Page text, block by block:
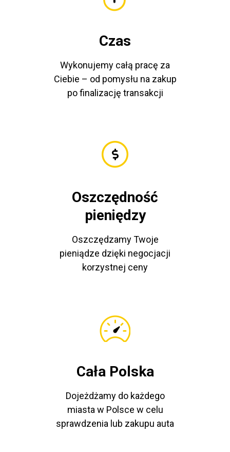
Czas
Wykonujemy całą pracę za
Ciebie – od pomysłu na zakup
po finalizację transakcji
Oszczędność
pieniędzy
Oszczędzamy Twoje
pieniądze dzięki negocjacji
korzystnej ceny
Cała Polska
Dojeżdżamy do każdego
miasta w Polsce w celu
sprawdzenia lub zakupu auta